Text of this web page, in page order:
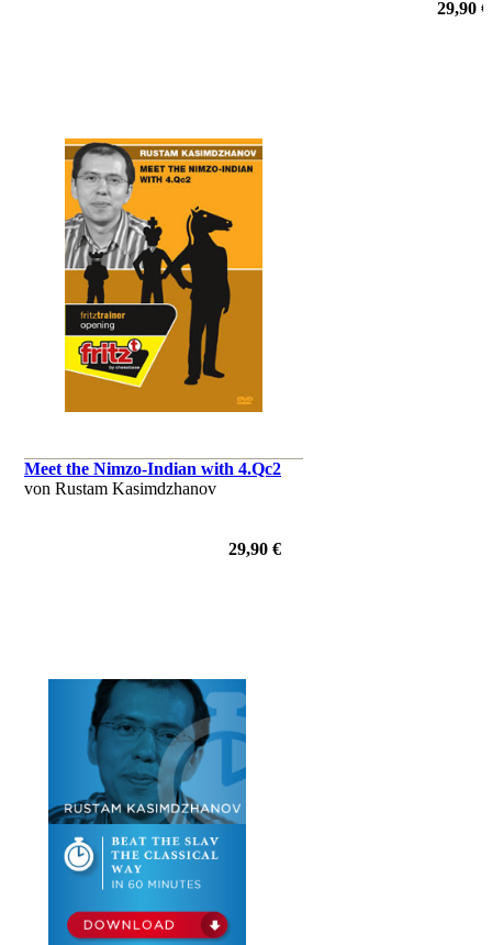
Hauptvariante ist, und gibt Ihnen tiefe Einblicke in die Theorie von
29,90 €
Meet the Nimzo-Indian with 4.Qc2
von Rustam Kasimdzhanov
29,90 €